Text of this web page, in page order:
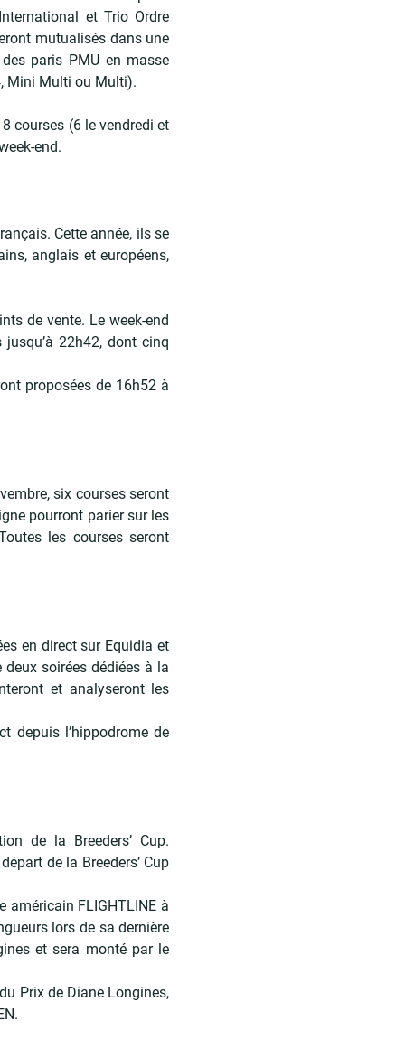
et Trio Ordre
mutualisés dans une
paris PMU en masse
Mini Multi ou Multi).
courses (6 le vendredi et
end.
Cette année, ils se
anglais et européens,
de vente. Le week-end
22h42, dont cinq
proposées de 16h52 à
six courses seront
pourront parier sur les
les courses seront
en direct sur Equidia et
soirées dédiées à la
et analyseront les
depuis l’hippodrome de
de la Breeders’ Cup.
de la Breeders’ Cup
américain FLIGHTLINE à
lors de sa dernière
et sera monté par le
Prix de Diane Longines,